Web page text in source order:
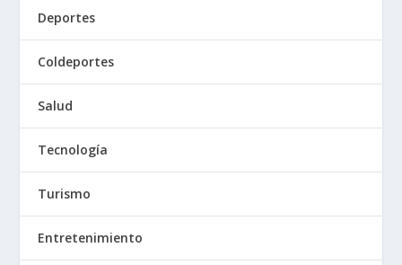
Deportes
Coldeportes
Salud
Tecnología
Turismo
Entretenimiento